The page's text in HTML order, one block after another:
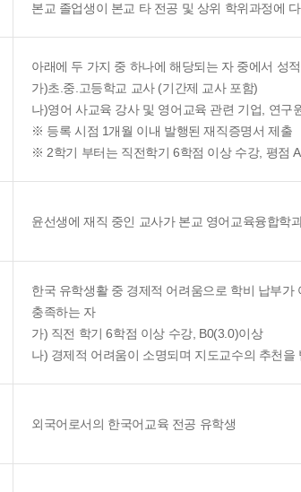
본교 졸업생이 본교 타 전공 및 상위 학위과정에
아래에 두 가지 중 하나에 해당되는 자 중에서 성
가)초.중.고등학교 교사 (기간제 교사 포함)
나)영어 사교육 강사 및 영어교육 관련 기업, 연구
※ 등록 시점 1개월 이내 발행된 재직증명서 제출
※ 2학기 부터는 직전학기 6학점 이상 수강, 평점
윤선생에 재직 중인 교사가 본교 영어교육융합학
한국 유학생활 중 경제적 어려움으로 학비 납부가
충족하는 자
가) 직전 학기 6학점 이상 수강, B0(3.0)이상
나) 경제적 어려움이 소명되며 지도교수의 추천을
외국어로서의 한국어교육 전공 유학생